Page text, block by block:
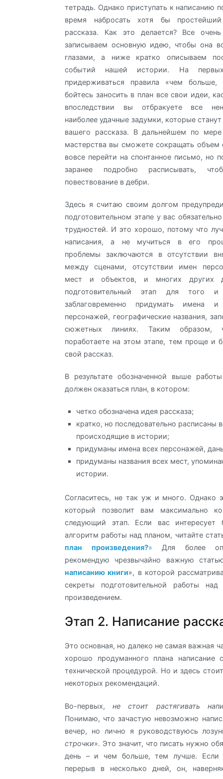
тетрадь. Однако приступать к написанию
время набросать хотя бы
рассказа. Как это делается? Все
записываем основную идею, чтобы она
глазами, а ниже кратко описываем
событий нашей истории. На
придерживаться правила «чем
бойтесь заносить в план все свои идеи,
впоследствии вы отбракуете все
наиболее удачные задумки, которые
вашего рассказа. В дальнейшем по
мастерства вы сможете сокращать объем
вовсе перейти на спонтанное письмо, но
заранее подробно расписывать,
повествование в дебри.
Здесь я считаю своим долгом
подготовительном этапе у вас
трудностей. И это хорошо, потому что
написания, а не мучиться в его
проблемы заключаются в отсутствии
между сценами, отсутствии имен
мест и объектов, и многих других
подготовительный этап для того
заблаговременно придумать имена
персонажей, географические названия,
сюжетных линиях. Таким
поработаете на этом этапе, тем проще и
свой рассказ.
В результате обозначенной выше
должен оказаться план, в котором:
четко обозначена идея рассказа;
кратко, но последовательно расписаны
происходящие в истории;
придуманы имена всех персонажей,
придуманы названия всех мест,
истории.
Согласитесь, не так уж и много. Однако
который позволит вам максимально
следующий этап. Если вас интересует
алгоритм работы над планом, читайте
план произведения?» Для более
рекомендую чрезвычайно важную
написанию книги», в которой
секреты подготовительной работы над
произведением.
Этап 2. Написание
Это основная, но далеко не самая важная
хорошо продуманного плана написание
технической процедурой. Но и здесь
некоторых рекомендаций.
Во-первых,не стоит растягивать
Понимаю, что зачастую невозможно
вечер, но лично я руководствуюсь
строчки». Это значит, что писать нужно
день – и чем больше, тем лучше. Если
перерыв в несколько дней, он,